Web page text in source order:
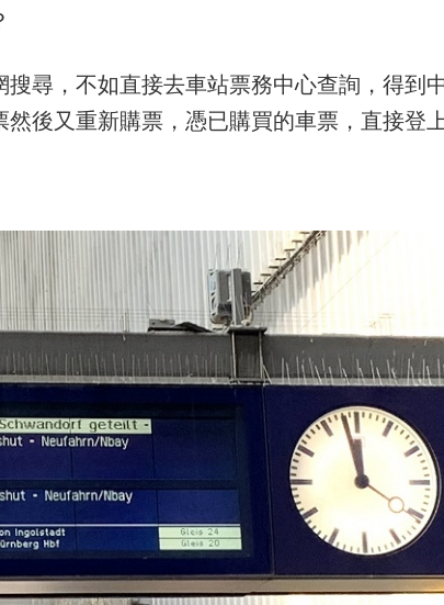
尋，不如直接去車站票務中心查詢，得到
後又重新購票，憑已購買的車票，直接登